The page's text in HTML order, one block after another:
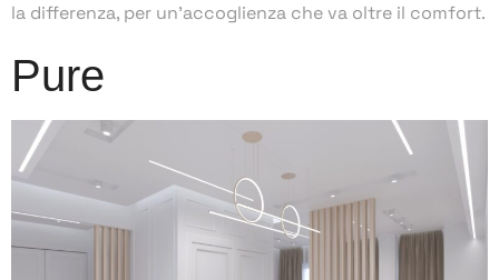
la differenza, per un’accoglienza che va oltre il comfort.
Pure